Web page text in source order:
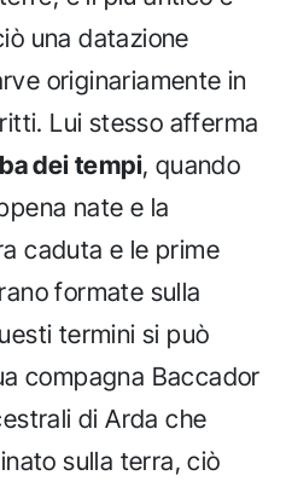
una datazione
originariamente in
Lui stesso afferma
dei tempi, quando
nate e la
caduta e le prime
formate sulla
termini si può
compagna Baccador
di Arda che
sulla terra, ciò